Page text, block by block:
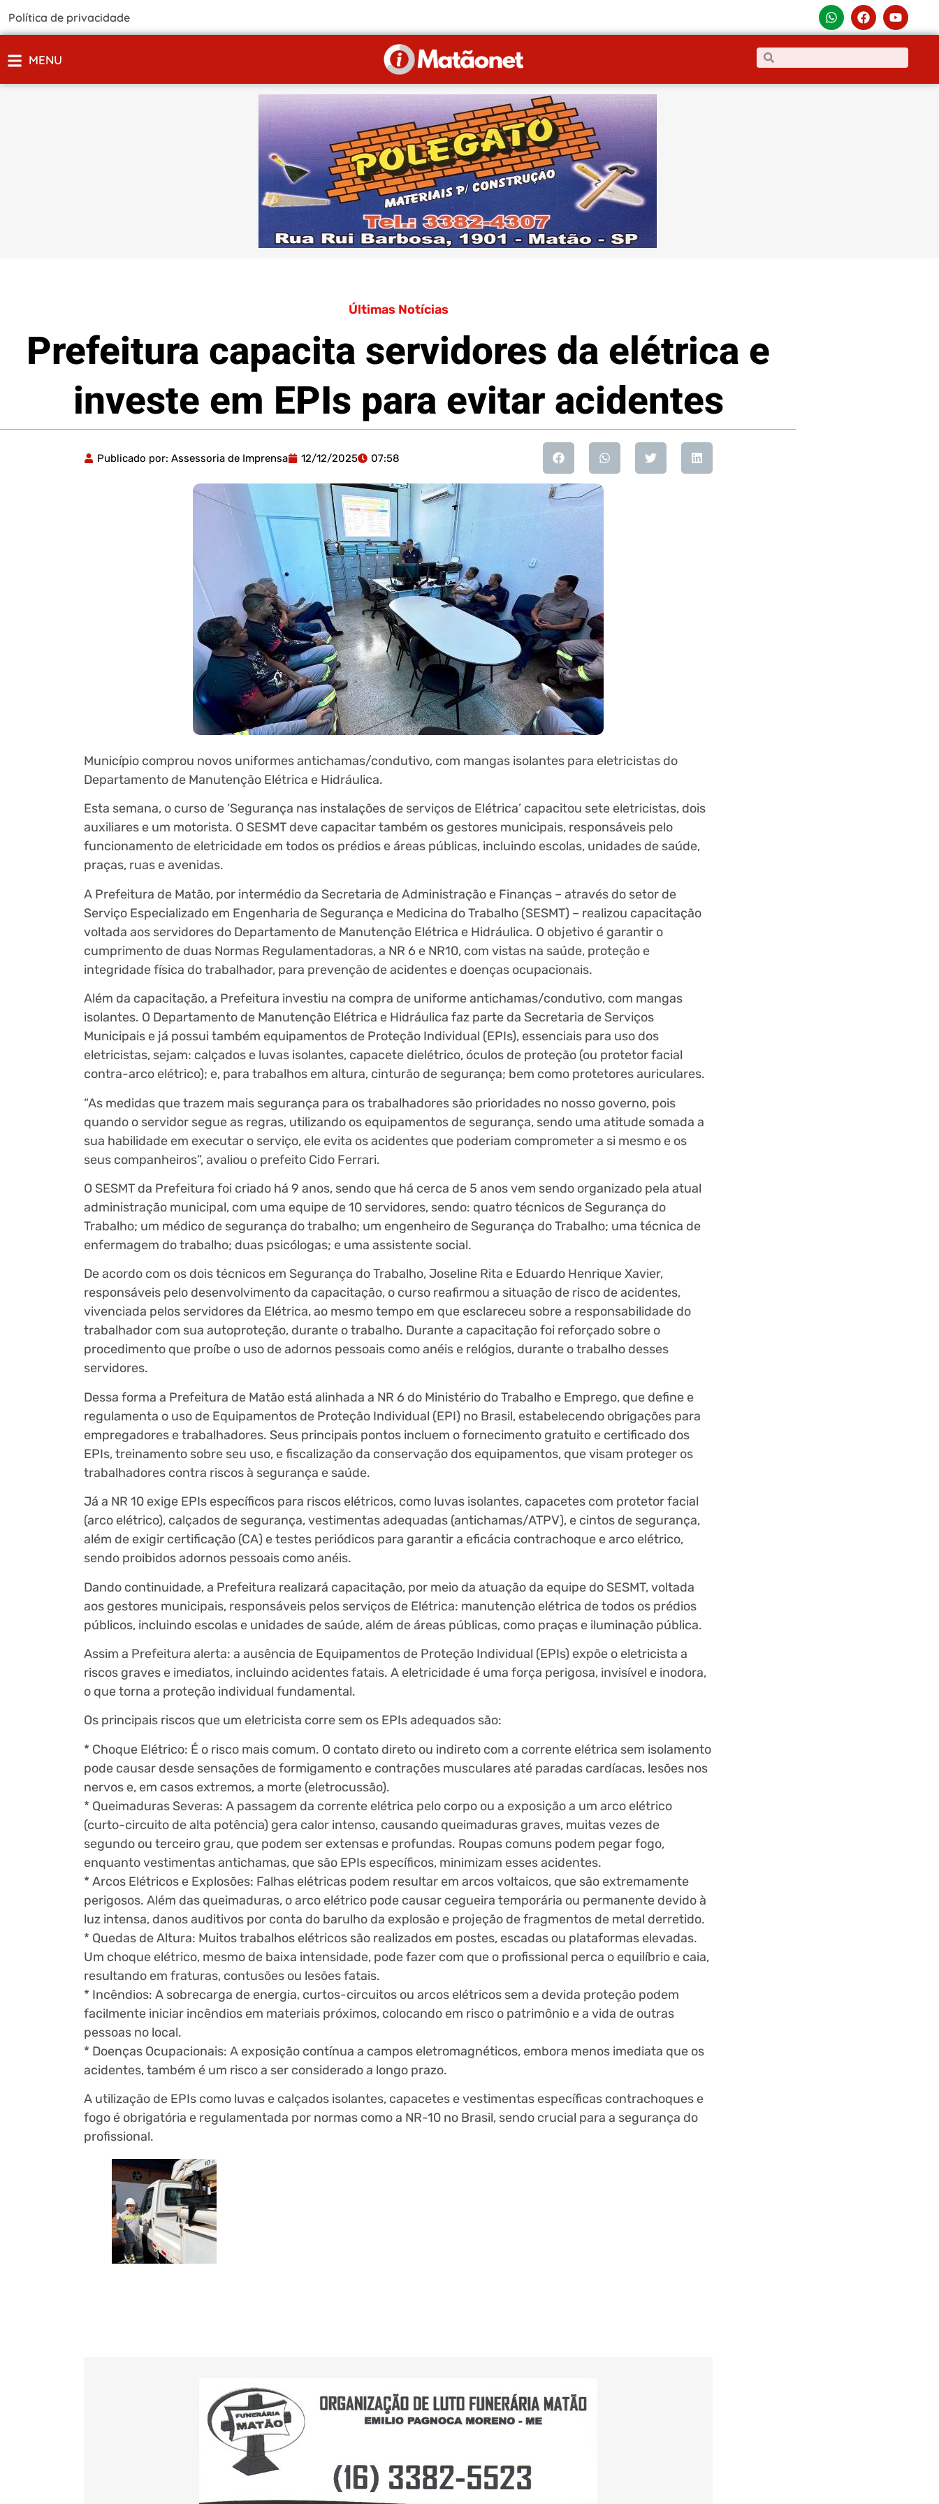
Política de privacidade
MENU
Últimas Notícias
Prefeitura capacita servidores da elétrica e
investe em EPIs para evitar acidentes
Publicado por: Assessoria de Imprensa 12/12/2025 07:58
Município comprou novos uniformes antichamas/condutivo, com mangas isolantes para eletricistas do
Departamento de Manutenção Elétrica e Hidráulica.
Esta semana, o curso de ‘Segurança nas instalações de serviços de Elétrica’ capacitou sete eletricistas, dois
auxiliares e um motorista. O SESMT deve capacitar também os gestores municipais, responsáveis pelo
funcionamento de eletricidade em todos os prédios e áreas públicas, incluindo escolas, unidades de saúde,
praças, ruas e avenidas.
A Prefeitura de Matão, por intermédio da Secretaria de Administração e Finanças – através do setor de
Serviço Especializado em Engenharia de Segurança e Medicina do Trabalho (SESMT) – realizou capacitação
voltada aos servidores do Departamento de Manutenção Elétrica e Hidráulica. O objetivo é garantir o
cumprimento de duas Normas Regulamentadoras, a NR 6 e NR10, com vistas na saúde, proteção e
integridade física do trabalhador, para prevenção de acidentes e doenças ocupacionais.
Além da capacitação, a Prefeitura investiu na compra de uniforme antichamas/condutivo, com mangas
isolantes. O Departamento de Manutenção Elétrica e Hidráulica faz parte da Secretaria de Serviços
Municipais e já possui também equipamentos de Proteção Individual (EPIs), essenciais para uso dos
eletricistas, sejam: calçados e luvas isolantes, capacete dielétrico, óculos de proteção (ou protetor facial
contra-arco elétrico); e, para trabalhos em altura, cinturão de segurança; bem como protetores auriculares.
“As medidas que trazem mais segurança para os trabalhadores são prioridades no nosso governo, pois
quando o servidor segue as regras, utilizando os equipamentos de segurança, sendo uma atitude somada a
sua habilidade em executar o serviço, ele evita os acidentes que poderiam comprometer a si mesmo e os
seus companheiros”, avaliou o prefeito Cido Ferrari.
O SESMT da Prefeitura foi criado há 9 anos, sendo que há cerca de 5 anos vem sendo organizado pela atual
administração municipal, com uma equipe de 10 servidores, sendo: quatro técnicos de Segurança do
Trabalho; um médico de segurança do trabalho; um engenheiro de Segurança do Trabalho; uma técnica de
enfermagem do trabalho; duas psicólogas; e uma assistente social.
De acordo com os dois técnicos em Segurança do Trabalho, Joseline Rita e Eduardo Henrique Xavier,
responsáveis pelo desenvolvimento da capacitação, o curso reafirmou a situação de risco de acidentes,
vivenciada pelos servidores da Elétrica, ao mesmo tempo em que esclareceu sobre a responsabilidade do
trabalhador com sua autoproteção, durante o trabalho. Durante a capacitação foi reforçado sobre o
procedimento que proíbe o uso de adornos pessoais como anéis e relógios, durante o trabalho desses
servidores.
Dessa forma a Prefeitura de Matão está alinhada a NR 6 do Ministério do Trabalho e Emprego, que define e
regulamenta o uso de Equipamentos de Proteção Individual (EPI) no Brasil, estabelecendo obrigações para
empregadores e trabalhadores. Seus principais pontos incluem o fornecimento gratuito e certificado dos
EPIs, treinamento sobre seu uso, e fiscalização da conservação dos equipamentos, que visam proteger os
trabalhadores contra riscos à segurança e saúde.
Já a NR 10 exige EPIs específicos para riscos elétricos, como luvas isolantes, capacetes com protetor facial
(arco elétrico), calçados de segurança, vestimentas adequadas (antichamas/ATPV), e cintos de segurança,
além de exigir certificação (CA) e testes periódicos para garantir a eficácia contrachoque e arco elétrico,
sendo proibidos adornos pessoais como anéis.
Dando continuidade, a Prefeitura realizará capacitação, por meio da atuação da equipe do SESMT, voltada
aos gestores municipais, responsáveis pelos serviços de Elétrica: manutenção elétrica de todos os prédios
públicos, incluindo escolas e unidades de saúde, além de áreas públicas, como praças e iluminação pública.
Assim a Prefeitura alerta: a ausência de Equipamentos de Proteção Individual (EPIs) expõe o eletricista a
riscos graves e imediatos, incluindo acidentes fatais. A eletricidade é uma força perigosa, invisível e inodora,
o que torna a proteção individual fundamental.
Os principais riscos que um eletricista corre sem os EPIs adequados são:
* Choque Elétrico: É o risco mais comum. O contato direto ou indireto com a corrente elétrica sem isolamento
pode causar desde sensações de formigamento e contrações musculares até paradas cardíacas, lesões nos
nervos e, em casos extremos, a morte (eletrocussão).
* Queimaduras Severas: A passagem da corrente elétrica pelo corpo ou a exposição a um arco elétrico
(curto-circuito de alta potência) gera calor intenso, causando queimaduras graves, muitas vezes de
segundo ou terceiro grau, que podem ser extensas e profundas. Roupas comuns podem pegar fogo,
enquanto vestimentas antichamas, que são EPIs específicos, minimizam esses acidentes.
* Arcos Elétricos e Explosões: Falhas elétricas podem resultar em arcos voltaicos, que são extremamente
perigosos. Além das queimaduras, o arco elétrico pode causar cegueira temporária ou permanente devido à
luz intensa, danos auditivos por conta do barulho da explosão e projeção de fragmentos de metal derretido.
* Quedas de Altura: Muitos trabalhos elétricos são realizados em postes, escadas ou plataformas elevadas.
Um choque elétrico, mesmo de baixa intensidade, pode fazer com que o profissional perca o equilíbrio e caia,
resultando em fraturas, contusões ou lesões fatais.
* Incêndios: A sobrecarga de energia, curtos-circuitos ou arcos elétricos sem a devida proteção podem
facilmente iniciar incêndios em materiais próximos, colocando em risco o patrimônio e a vida de outras
pessoas no local.
* Doenças Ocupacionais: A exposição contínua a campos eletromagnéticos, embora menos imediata que os
acidentes, também é um risco a ser considerado a longo prazo.
A utilização de EPIs como luvas e calçados isolantes, capacetes e vestimentas específicas contrachoques e
fogo é obrigatória e regulamentada por normas como a NR-10 no Brasil, sendo crucial para a segurança do
profissional.